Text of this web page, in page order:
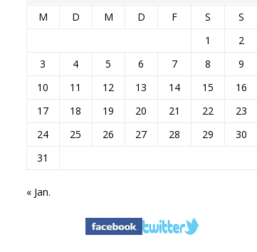
M D M D F S
S
1
2
3
4 5 6 7 8
9
10
11 12 13 14 15
16
17
18 19 20 21 22
23
24
25 26 27 28 29
30
31
« Jan.